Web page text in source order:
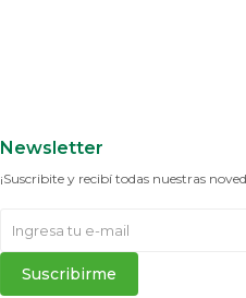
Newsletter
¡Suscribite y recibí todas nuestras
Suscribirme